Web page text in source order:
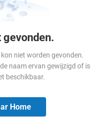
gevonden.
niet worden gevonden.
naam ervan gewijzigd of is
beschikbaar.
Home